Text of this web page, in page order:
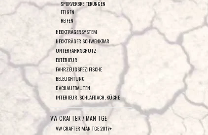
SPURVERBREITERUNGEN
FELGEN
REIFEN
HECKTRÄGERSYSTEM
HECKTRÄGER SCHWENKBAR
UNTERFAHRSCHUTZ
EXTÉRIEUR
FAHRZEUGSPEZIFISCHE
BELEUCHTUNG
DACHAUFBAUTEN
INTERIEUR, SCHLAFDACH, KÜCHE
VW CRAFTER / MAN TGE
VW CRAFTER MAN TGE 2017+